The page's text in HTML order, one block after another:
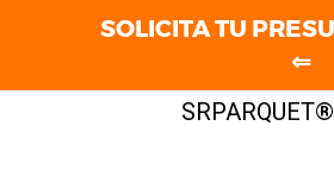
SRPARQUET®
SOLICITA TU
⇐